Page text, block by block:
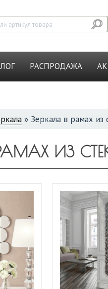
РАСПРОДАЖА
» Зеркала в рамах из
ИЗ